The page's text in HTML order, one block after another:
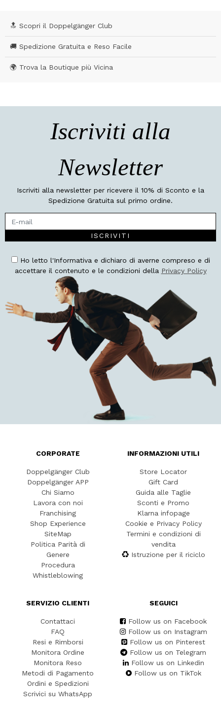
🔝 Scopri il Doppelgänger Club
🚚 Spedizione Gratuita e Reso Facile
🌍 Trova la Boutique più Vicina
Iscriviti alla
Newsletter
Iscriviti alla newsletter per ricevere il 10% di Sconto e la
Spedizione Gratuita sul primo ordine.
ISCRIVITI
Ho letto l'Informativa e dichiaro di averne compreso e di
accettare il contenuto e le condizioni della Privacy Policy
CORPORATE
Doppelgänger Club
Doppelgänger APP
Chi Siamo
Lavora con noi
Franchising
Shop Experience
SiteMap
Politica Parità di
Genere
Procedura
Whistleblowing
INFORMAZIONI UTILI
Store Locator
Gift Card
Guida alle Taglie
Sconti e Promo
Klarna infopage
Cookie e Privacy Policy
Termini e condizioni di
vendita
Istruzione per il riciclo
SERVIZIO CLIENTI
Contattaci
FAQ
Resi e Rimborsi
Monitora Ordine
Monitora Reso
Metodi di Pagamento
Ordini e Spedizioni
Scrivici su WhatsApp
SEGUICI
Follow us on Facebook
Follow us on Instagram
Follow us on Pinterest
Follow us on Telegram
Follow us on Linkedin
Follow us on TikTok